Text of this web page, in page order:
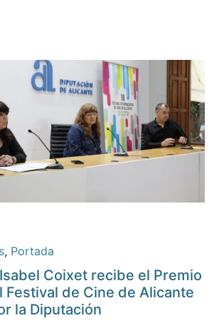
, Portada
Coixet recibe el Premio
Festival de Cine de Alicante
la Diputación